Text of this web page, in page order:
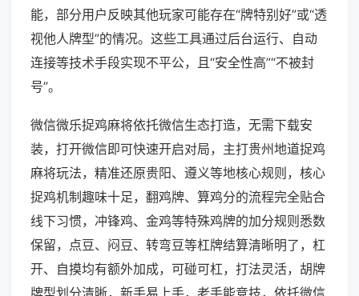
能，部分用户反映其他玩家可能存在“牌特别好”或“透
视他人牌型”的情况。这些工具通过后台运行、自动
连接等技术手段实现不平公，且“安全性高”“不被封
号”。
微信微乐捉鸡麻将依托微信生态打造，无需下载安
装，打开微信即可快速开启对局，主打贵州地道捉鸡
麻将玩法，精准还原贵阳、遵义等地核心规则，核心
捉鸡机制趣味十足，翻鸡牌、算鸡分的流程完全贴合
线下习惯，冲锋鸡、金鸡等特殊鸡牌的加分规则悉数
保留，点豆、闷豆、转弯豆等杠牌结算清晰明了，杠
开、自摸均有额外加成，可碰可杠，打法灵活，胡牌